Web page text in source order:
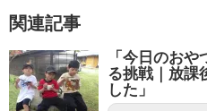
関連記事
「今日のお
る挑戦｜放課
した」